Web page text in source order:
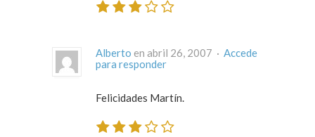
Alberto en abril 26, 2007 · Accede
para responder
Felicidades Martín.